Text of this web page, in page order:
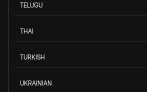
TELUGU
THAI
TURKISH
UKRAINIAN